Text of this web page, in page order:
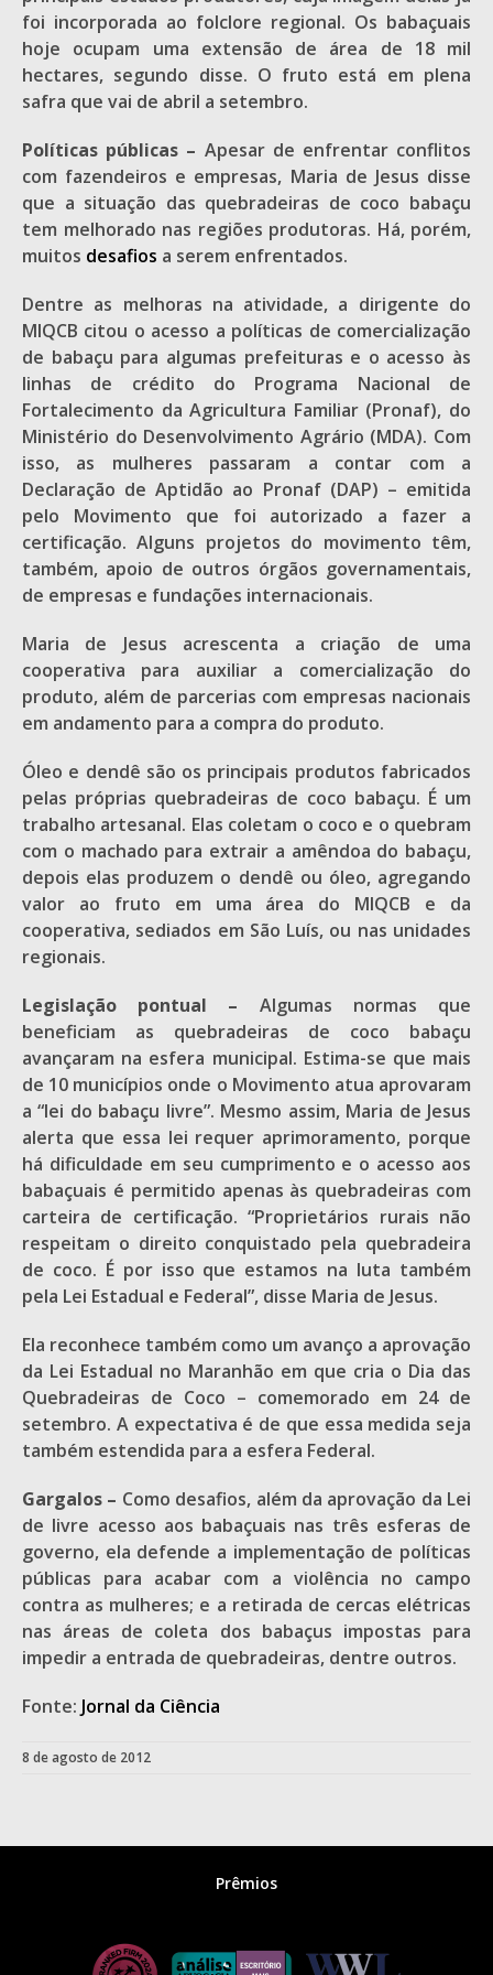
foi incorporada ao folclore regional. Os babaçuais
hoje ocupam uma extensão de área de 18 mil
hectares, segundo disse. O fruto está em plena
safra que vai de abril a setembro.
Políticas públicas – Apesar de enfrentar conflitos
com fazendeiros e empresas, Maria de Jesus disse
que a situação das quebradeiras de coco babaçu
tem melhorado nas regiões produtoras. Há, porém,
muitos desafios a serem enfrentados.
Dentre as melhoras na atividade, a dirigente do
MIQCB citou o acesso a políticas de comercialização
de babaçu para algumas prefeituras e o acesso às
linhas de crédito do Programa Nacional de
Fortalecimento da Agricultura Familiar (Pronaf), do
Ministério do Desenvolvimento Agrário (MDA). Com
isso, as mulheres passaram a contar com a
Declaração de Aptidão ao Pronaf (DAP) – emitida
pelo Movimento que foi autorizado a fazer a
certificação. Alguns projetos do movimento têm,
também, apoio de outros órgãos governamentais,
de empresas e fundações internacionais.
Maria de Jesus acrescenta a criação de uma
cooperativa para auxiliar a comercialização do
produto, além de parcerias com empresas nacionais
em andamento para a compra do produto.
Óleo e dendê são os principais produtos fabricados
pelas próprias quebradeiras de coco babaçu. É um
trabalho artesanal. Elas coletam o coco e o quebram
com o machado para extrair a amêndoa do babaçu,
depois elas produzem o dendê ou óleo, agregando
valor ao fruto em uma área do MIQCB e da
cooperativa, sediados em São Luís, ou nas unidades
regionais.
Legislação pontual – Algumas normas que
beneficiam as quebradeiras de coco babaçu
avançaram na esfera municipal. Estima-se que mais
de 10 municípios onde o Movimento atua aprovaram
a “lei do babaçu livre”. Mesmo assim, Maria de Jesus
alerta que essa lei requer aprimoramento, porque
há dificuldade em seu cumprimento e o acesso aos
babaçuais é permitido apenas às quebradeiras com
carteira de certificação. “Proprietários rurais não
respeitam o direito conquistado pela quebradeira
de coco. É por isso que estamos na luta também
pela Lei Estadual e Federal”, disse Maria de Jesus.
Ela reconhece também como um avanço a aprovação
da Lei Estadual no Maranhão em que cria o Dia das
Quebradeiras de Coco – comemorado em 24 de
setembro. A expectativa é de que essa medida seja
também estendida para a esfera Federal.
Gargalos – Como desafios, além da aprovação da Lei
de livre acesso aos babaçuais nas três esferas de
governo, ela defende a implementação de políticas
públicas para acabar com a violência no campo
contra as mulheres; e a retirada de cercas elétricas
nas áreas de coleta dos babaçus impostas para
impedir a entrada de quebradeiras, dentre outros.
Fonte: Jornal da Ciência
8 de agosto de 2012
Prêmios